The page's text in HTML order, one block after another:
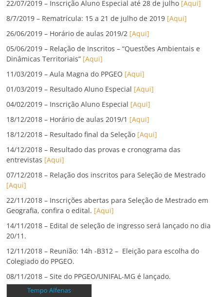
22/07/2019 – Inscrição Aluno Especial até 28 de julho [Aqui]
8/7/2019 – Rematrícula: 15 a 21 de julho de 2019 [Aqui]
26/06/2019 – Horário de aulas 2019/2 [Aqui]
05/06/2019 – Relação de Inscritos – “Questões Ambientais e
Dinâmicas Territoriais” [Aqui]
11/03/2019 – Aula Magna do PPGEO [Aqui]
01/03/2019 – Resultado Aluno Especial [Aqui]
04/02/2019 – Inscrição Aluno Especial [Aqui]
18/12/2018 – Horário de aulas 2019/1 [Aqui]
18/12/2018 – Resultado final da Seleção [Aqui]
14/12/2018 – Resultado das provas e cronograma das
entrevistas [Aqui]
07/12/2018 – Relação dos inscritos para Seleção de Mestrado
[Aqui]
22/11/2018 – Inscrições abertas para Seleção de Mestrado em
Geografia, confira o edital. [Aqui]
14/11/2018 – Edital de seleção de ingresso será lançado no dia
20/11.
12/11/2018 – Reunião: 14h -B312 – Eleição para escolha do
Colegiado do PPGEO.
08/11/2018 – Site do PPGEO/UNIFAL-MG é lançado.